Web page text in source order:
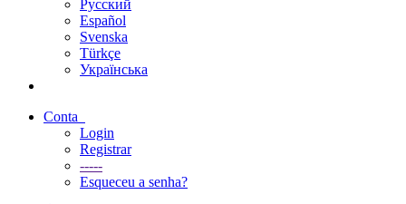
Русский
Español
Svenska
Türkçe
Українська
Conta
Login
Registrar
-----
Esqueceu a senha?